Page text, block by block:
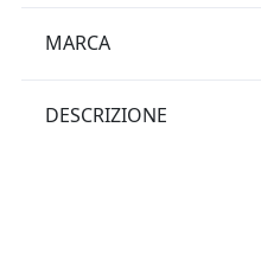
MARCA
DESCRIZIONE